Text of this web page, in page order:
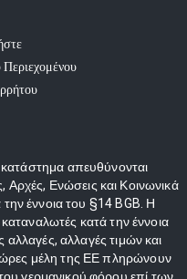
απευθύνονται
Αρχές, Ενώσεις και Κοινωνικά
την έννοια του §14 BGB. Η
κατά την έννοια
αλλαγές, αλλαγές τιμών και
μέλη της ΕΕ πληρώνουν